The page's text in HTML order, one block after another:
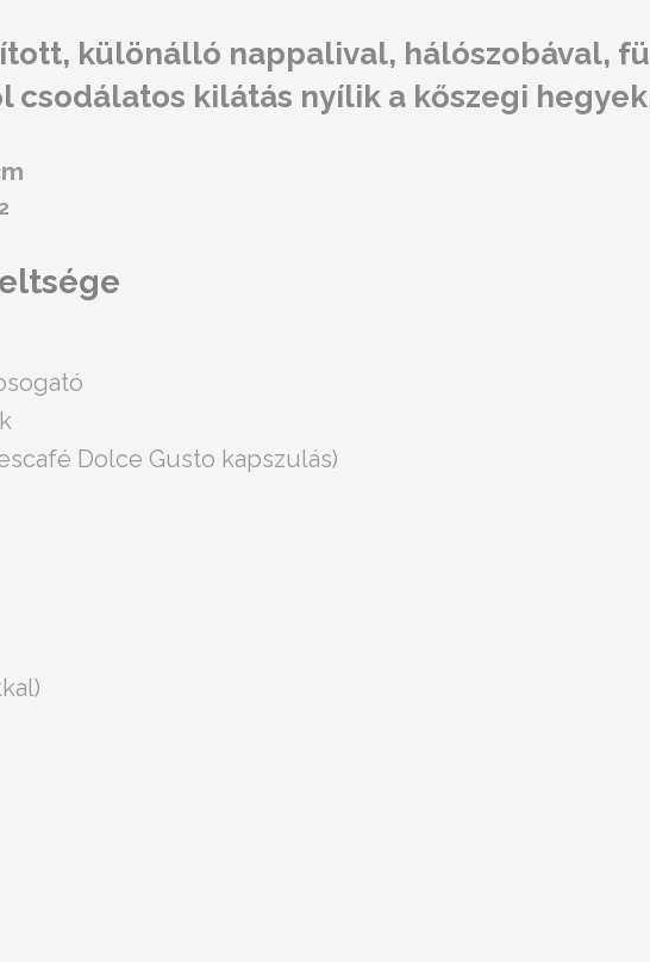
különálló nappalival, hálószobával,
csodálatos kilátás nyílik a kőszegi
2
Dolce Gusto kapszulás)